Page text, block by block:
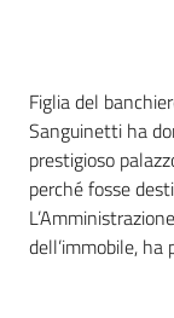
Seguici
su
Figlia del
Sanguinetti ha
prestigioso
perché fosse
dell’immobile,